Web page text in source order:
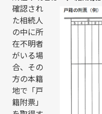
確認され
た相続人
の中に所
在不明者
がいる場
合、その
方の本籍
地で「戸
籍附票」